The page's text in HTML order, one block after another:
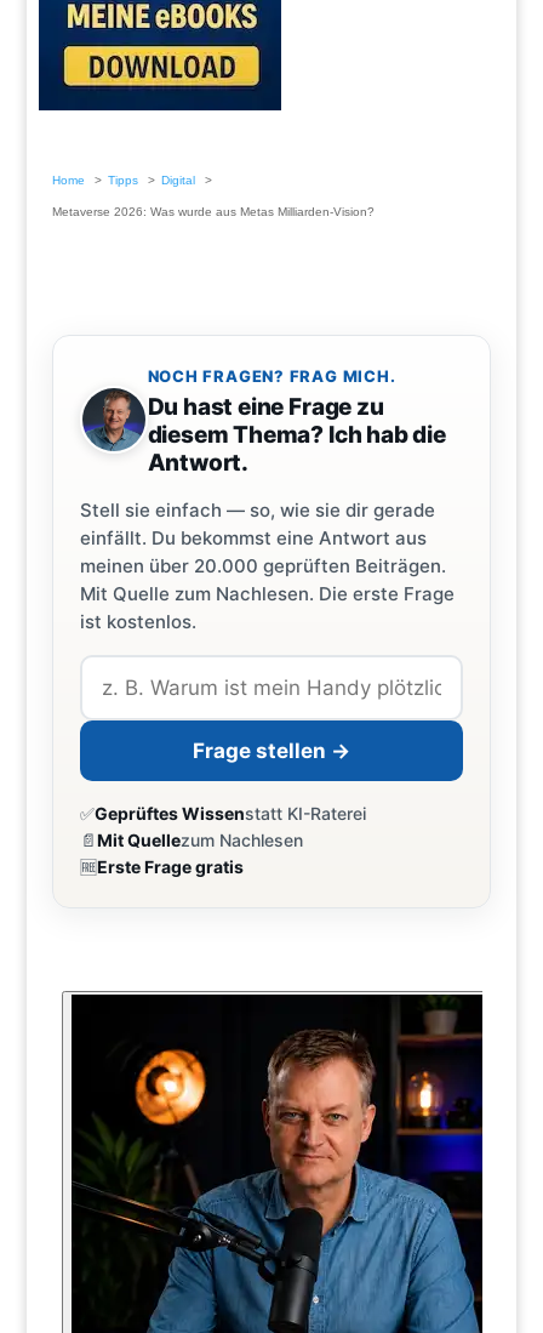
Home Tipps Digital
Metaverse 2026: Was wurde aus Metas Milliarden-Vision?
NOCH FRAGEN? FRAG MICH.
Du hast eine Frage zu
diesem Thema? Ich hab die
Antwort.
Stell sie einfach — so, wie sie dir gerade
einfällt. Du bekommst eine Antwort aus
meinen über 20.000 geprüften Beiträgen.
Mit Quelle zum Nachlesen. Die erste Frage
ist kostenlos.
Frage stellen →
✅Geprüftes Wissenstatt KI-Raterei
📄Mit Quellezum Nachlesen
🆓Erste Frage gratis